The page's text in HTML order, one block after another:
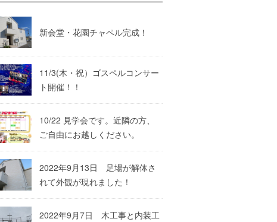
新会堂・花園チャペル完成！
11/3(木・祝）ゴスペルコンサー
ト開催！！
10/22 見学会です。近隣の方、
ご自由にお越しください。
2022年9月13日 足場が解体さ
れて外観が現れました！
2022年9月7日 木工事と内装工